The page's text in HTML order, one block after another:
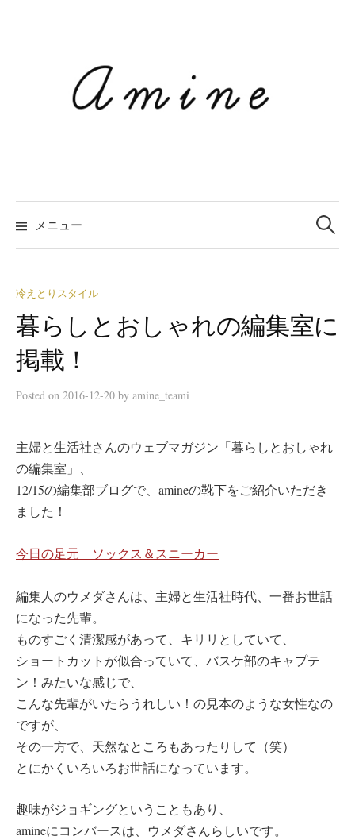
プ
メニュー 検
:
冷えとりスタイル
暮らしとおしゃれの編集室に
掲載！
Posted on 2016-12-20 by amine_teami
主婦と生活社さんのウェブマガジン「暮らしとおしゃれ
の編集室」、
12/15の編集部ブログで、amineの靴下をご紹介いただき
ました！
今日の足元 ソックス＆スニーカー
編集人のウメダさんは、主婦と生活社時代、一番お世話
になった先輩。
ものすごく清潔感があって、キリリとしていて、
ショートカットが似合っていて、バスケ部のキャプテ
ン！みたいな感じで、
こんな先輩がいたらうれしい！の見本のような女性なの
ですが、
その一方で、天然なところもあったりして（笑）
とにかくいろいろお世話になっています。
趣味がジョギングということもあり、
amineにコンバースは、ウメダさんらしいです。